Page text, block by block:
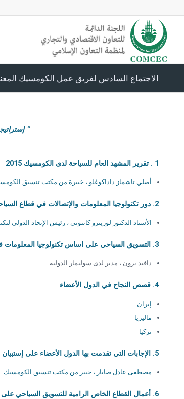
الاجتماع السادس لفريق عمل الكومسيك
”
1 .
تقرير المشهد العام للسياحة لدى الكومسيك 2015
أصلي تاشماز داداكوغلو ، خبيرة من مكتب تنسيق
2. دور تكنولوجيا المعلومات والإتصالات في قطاع السياحة : الميول العالمية والتوقعات في التسويق السياحي على اساس تكنولوجيا المعلومات والإتصالات
الأستاذ الدكتور لورينزو كانتوني ، رئيس الإتحاد الدولي
3. التسويق السياحي على اساس تكنولوجيا المعلومات في الدول الأعضاء : الوضع الراهن ، المسائل الأساسية ، الميول والتوقعات
دافيد برون ، مدير لدى سوليمار الدولية
4. قصص النجاح في الدول الأعضاء
إيران
ماليزيا
تركيا
5. الإجابات التي تقدمت بها الدول الأعضاء على إستبيان السياسة في موضوع التسويق السياحي على أساس تكنولوجيا المعلومات والإتصالات
مصطفى عادل صايار ، خبير من مكتب تنسيق الكومسيك
6. أعمال القطاع الخاص الرامية للتسويق السياحي